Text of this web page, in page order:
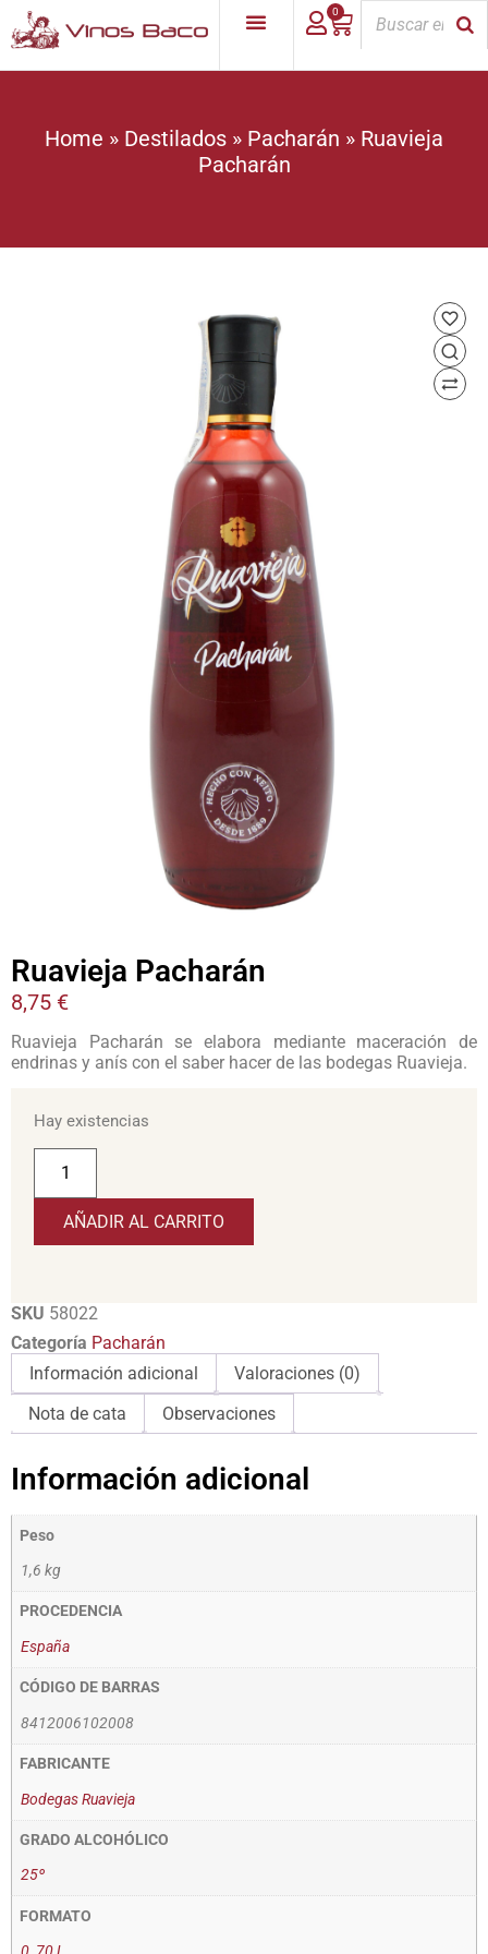
0
Home » Destilados » Pacharán » Ruavieja
Pacharán
Ruavieja Pacharán
8,75 €
Ruavieja Pacharán se elabora mediante maceración de
endrinas y anís con el saber hacer de las bodegas Ruavieja.
Hay existencias
AÑADIR AL CARRITO
SKU 58022
Categoría Pacharán
Información adicional
Valoraciones (0)
Nota de cata
Observaciones
Información adicional
Peso
1,6 kg
PROCEDENCIA
España
CÓDIGO DE BARRAS
8412006102008
FABRICANTE
Bodegas Ruavieja
GRADO ALCOHÓLICO
25º
FORMATO